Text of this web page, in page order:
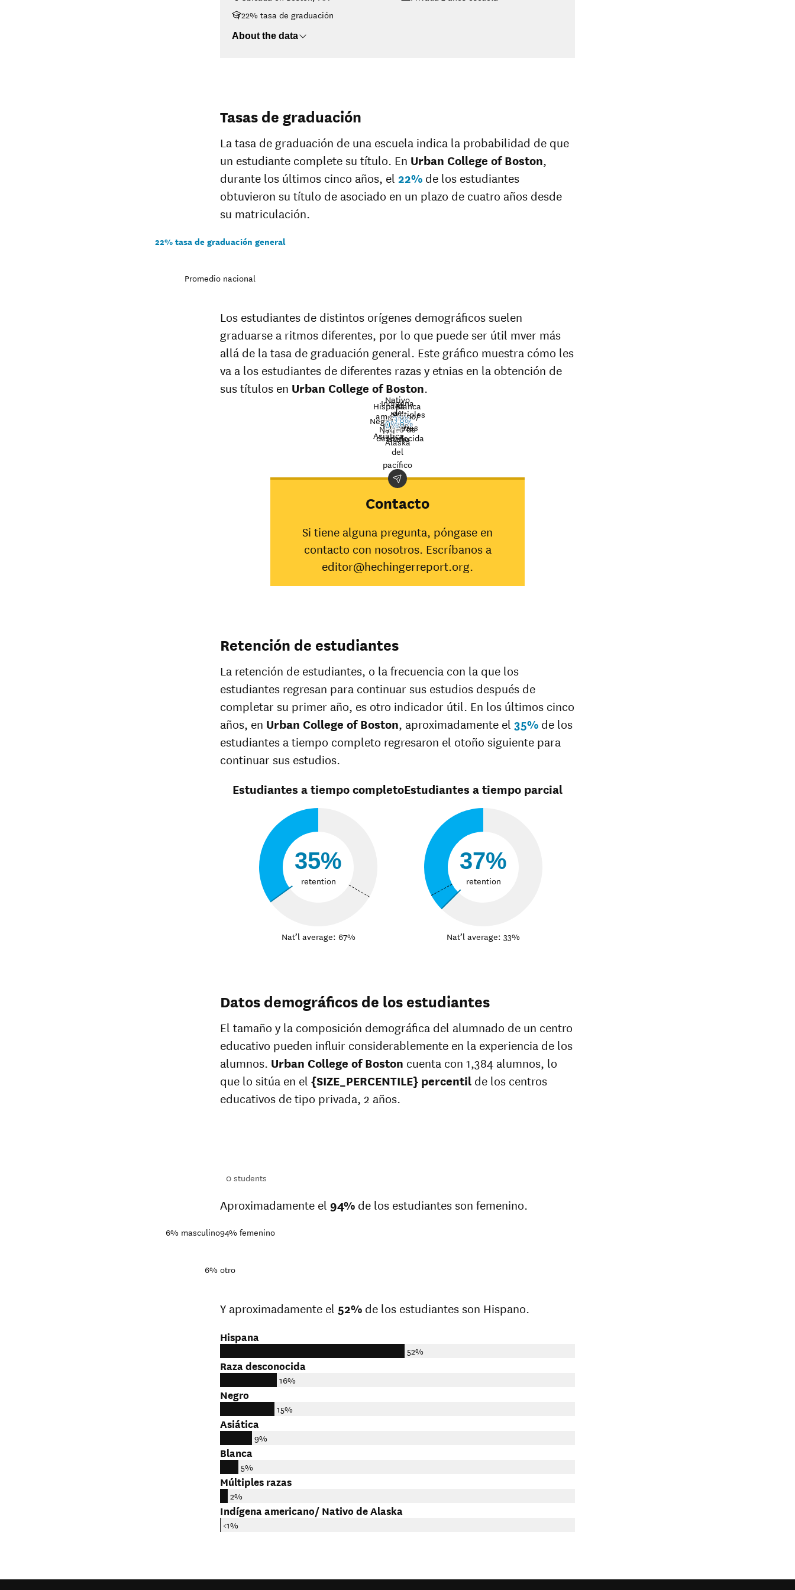
22% tasa de graduación
About the data
Tasas de graduación
La tasa de graduación de una escuela indica la probabilidad de que
un estudiante complete su título. En Urban College of Boston,
durante los últimos cinco años, el 22% de los estudiantes
obtuvieron su título de asociado en un plazo de cuatro años desde
su matriculación.
22% tasa de graduación general
Promedio nacional
Los estudiantes de distintos orígenes demográficos suelen
graduarse a ritmos diferentes, por lo que puede ser útil mver más
allá de la tasa de graduación general. Este gráfico muestra cómo les
va a los estudiantes de diferentes razas y etnias en la obtención de
sus títulos en Urban College of Boston.
Indígena
americano/
Nativo de
Alaska
Asiática
Negro
Hispana
Nativo
de
Hawaii/
Isleño
del
pacífico
Blanca
Múltiples
razas
Raza
desconocida
Nat’l
avg.
31%
18%
0%
Demographic
category
Boston
Indígena
americano/
Alaska
Asiática
Negro
31%
Blanca
razas
36%
Raza
desconocida
34%
Contacto
Si tiene alguna pregunta, póngase en
contacto con nosotros. Escríbanos a
editor@hechingerreport.org.
Retención de estudiantes
La retención de estudiantes, o la frecuencia con la que los
estudiantes regresan para continuar sus estudios después de
completar su primer año, es otro indicador útil. En los últimos cinco
años, en Urban College of Boston, aproximadamente el 35% de los
estudiantes a tiempo completo regresaron el otoño siguiente para
continuar sus estudios.
Estudiantes a tiempo completo
35%
retention
Nat’l average: 67%
Estudiantes a tiempo parcial
37%
retention
Nat’l average: 33%
Datos demográficos de los estudiantes
El tamaño y la composición demográfica del alumnado de un centro
educativo pueden influir considerablemente en la experiencia de los
alumnos. Urban College of Boston cuenta con 1,384 alumnos, lo
que lo sitúa en el {SIZE_PERCENTILE} percentil de los centros
educativos de tipo privada, 2 años.
0students
Aproximadamente el 94% de los estudiantes son femenino.
94% femenino
6% masculino
6% otro
Y aproximadamente el 52% de los estudiantes son Hispano.
Hispana
52%
Raza desconocida
16%
Negro
15%
Asiática
9%
Blanca
5%
Múltiples razas
2%
Indígena americano/ Nativo de Alaska
<1%